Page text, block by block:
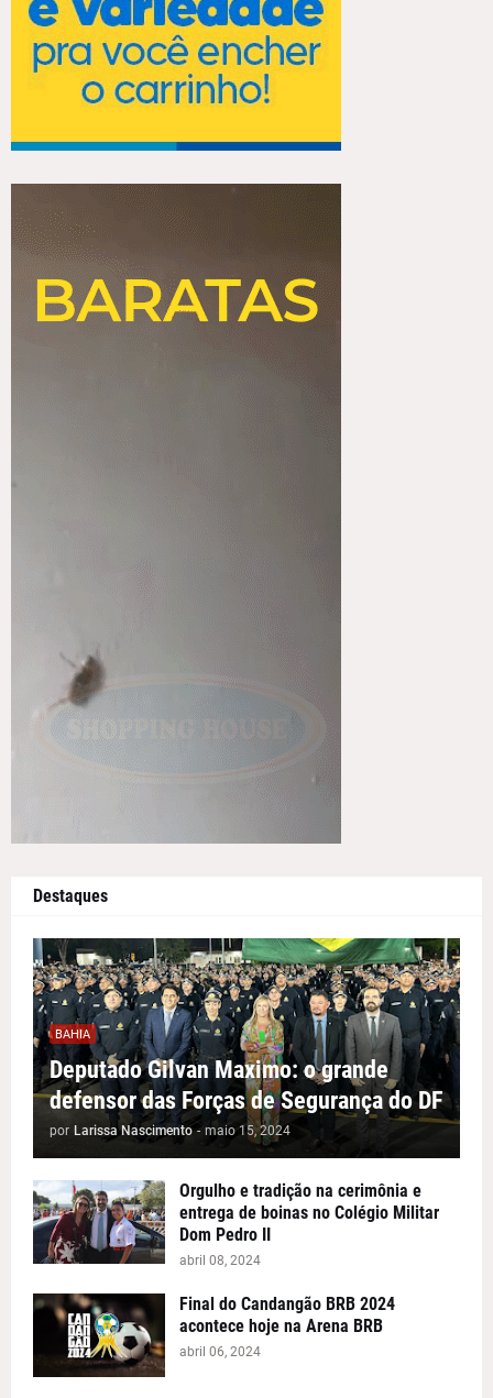
Destaques
BAHIA
Deputado Gilvan Maximo: o grande
defensor das Forças de Segurança do DF
por Larissa Nascimento - maio 15, 2024
Orgulho e tradição na cerimônia e
entrega de boinas no Colégio Militar
Dom Pedro II
abril 08, 2024
Final do Candangão BRB 2024
acontece hoje na Arena BRB
abril 06, 2024